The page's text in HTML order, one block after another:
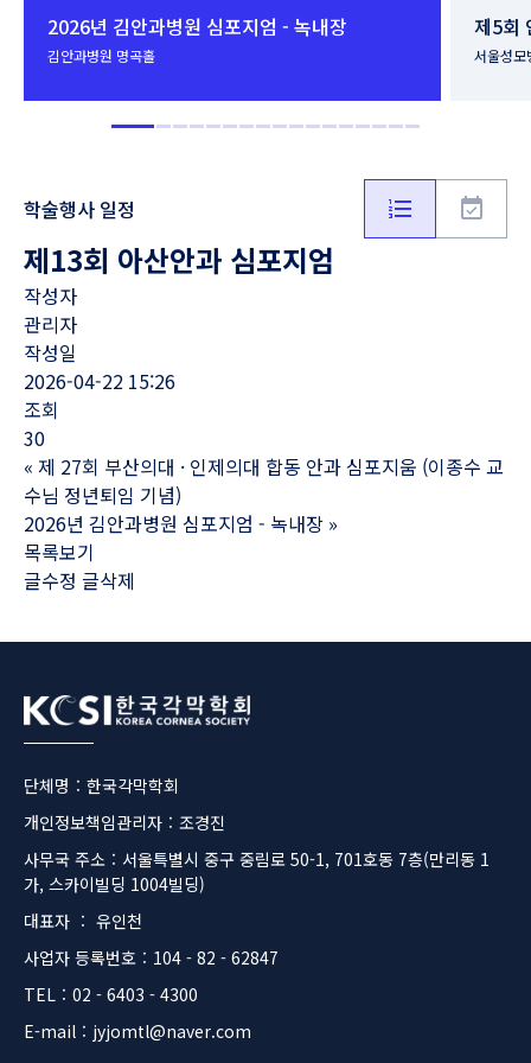
2026년 김안과병원 심포지엄 - 녹내장
김안과병원 명곡홀
제5회
서울성모
학술행사 일정
제13회 아산안과 심포지엄
작성자
관리자
작성일
2026-04-22 15:26
조회
30
« 제 27회 부산의대 · 인제의대 합동 안과 심포지움 (이종수 교
수님 정년퇴임 기념)
2026년 김안과병원 심포지엄 - 녹내장 »
목록보기
글수정 글삭제
단체명 : 한국각막학회
개인정보책임관리자 : 조경진
사무국 주소 : 서울특별시 중구 중림로 50-1, 701호동 7층(만리동 1
가, 스카이빌딩 1004빌딩)
대표자 : 유인천
사업자 등록번호 : 104 - 82 - 62847
TEL : 02 - 6403 - 4300
E-mail : jyjomtl@naver.com